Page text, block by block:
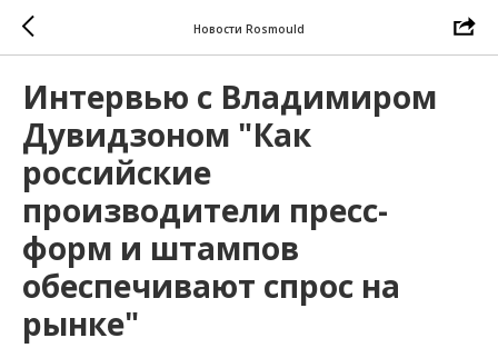
Новости Rosmould
Интервью с Владимиром
Дувидзоном "Как
российские
производители пресс-
форм и штампов
обеспечивают спрос на
рынке"